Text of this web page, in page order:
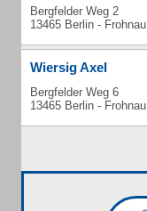
Bergfelder Weg 2
13465 Berlin - Frohnau
Wiersig Axel
Bergfelder Weg 6
13465 Berlin - Frohnau